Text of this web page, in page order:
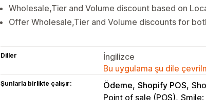
Wholesale,Tier and Volume discount based on
Offer Wholesale,Tier and Volume discounts for
Diller
İngilizce
Bu uygulama şu dile
Şunlarla birlikte çalışır: Ödeme Shopify POS
Point of sale (POS)